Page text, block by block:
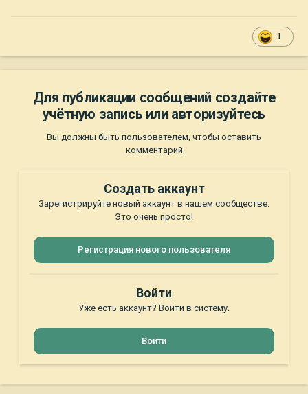
1
Для публикации сообщений создайте
учётную запись или авторизуйтесь
Вы должны быть пользователем, чтобы оставить
комментарий
Создать аккаунт
Зарегистрируйте новый аккаунт в нашем сообществе.
Это очень просто!
Регистрация нового пользователя
Войти
Уже есть аккаунт? Войти в систему.
Войти